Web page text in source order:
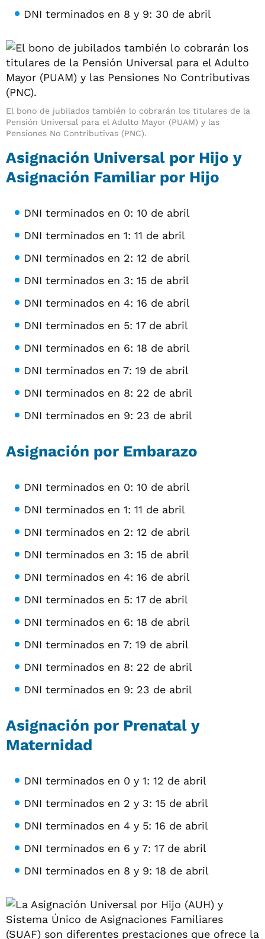
DNI terminados en 8 y 9: 30 de abril
El bono de jubilados también lo cobrarán los titulares de la
Pensión Universal para el Adulto Mayor (PUAM) y las
Pensiones No Contributivas (PNC).
Asignación Universal por Hijo y
Asignación Familiar por Hijo
DNI terminados en 0: 10 de abril
DNI terminados en 1: 11 de abril
DNI terminados en 2: 12 de abril
DNI terminados en 3: 15 de abril
DNI terminados en 4: 16 de abril
DNI terminados en 5: 17 de abril
DNI terminados en 6: 18 de abril
DNI terminados en 7: 19 de abril
DNI terminados en 8: 22 de abril
DNI terminados en 9: 23 de abril
Asignación por Embarazo
DNI terminados en 0: 10 de abril
DNI terminados en 1: 11 de abril
DNI terminados en 2: 12 de abril
DNI terminados en 3: 15 de abril
DNI terminados en 4: 16 de abril
DNI terminados en 5: 17 de abril
DNI terminados en 6: 18 de abril
DNI terminados en 7: 19 de abril
DNI terminados en 8: 22 de abril
DNI terminados en 9: 23 de abril
Asignación por Prenatal y
Maternidad
DNI terminados en 0 y 1: 12 de abril
DNI terminados en 2 y 3: 15 de abril
DNI terminados en 4 y 5: 16 de abril
DNI terminados en 6 y 7: 17 de abril
DNI terminados en 8 y 9: 18 de abril